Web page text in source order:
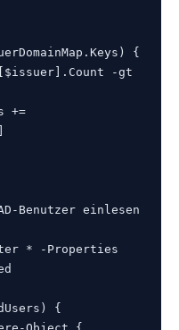
{
Benutzer einlesen
* -Properties
{